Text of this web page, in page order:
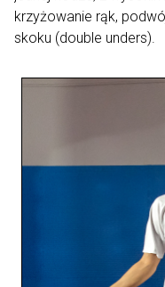
krzyżowanie rąk,
skoku (double unders).